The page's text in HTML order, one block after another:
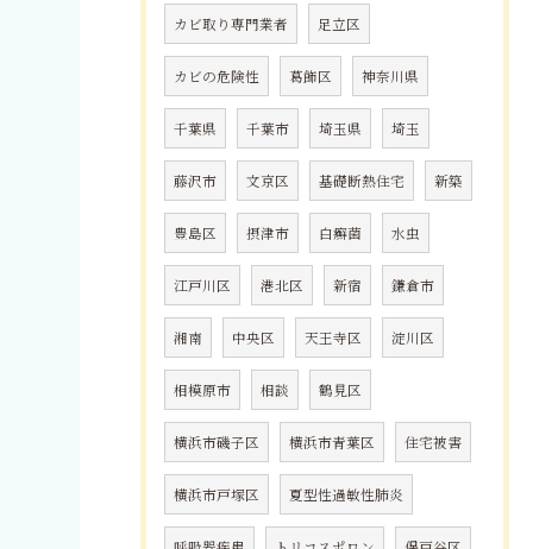
カビ取り専門業者 足立区
カビの危険性 葛飾区 神奈川県
千葉県 千葉市 埼玉県 埼玉
藤沢市 文京区 基礎断熱住宅 新築
豊島区 摂津市 白癬菌 水虫
江戸川区 港北区 新宿 鎌倉市
湘南 中央区 天王寺区 淀川区
相模原市 相談 鶴見区
横浜市磯子区 横浜市青葉区 住宅被害
横浜市戸塚区 夏型性過敏性肺炎